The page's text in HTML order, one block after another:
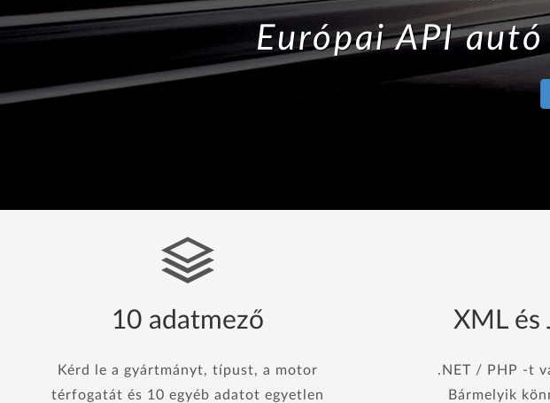
Európai API autó
10 adatmező
Kérd le a gyártmányt, típust, a motor
térfogatát és 10 egyéb adatot egyetlen
XML és
.NET / PHP -t
Bármelyik